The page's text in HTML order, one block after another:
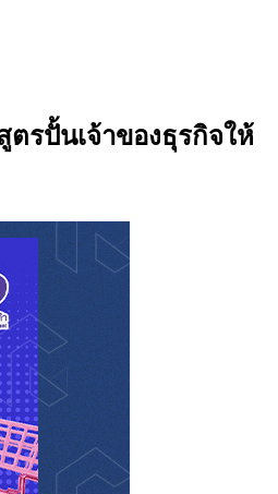
ตรปั้นเจ้าของธุรกิจให้